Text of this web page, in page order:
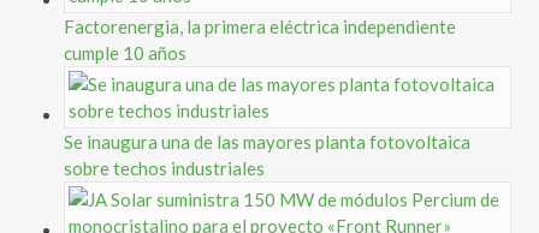
Factorenergia, la primera eléctrica independiente
cumple 10 años
Se inaugura una de las mayores planta fotovoltaica
sobre techos industriales